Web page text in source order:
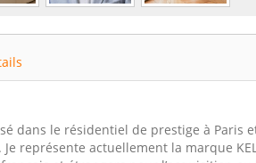
dans le résidentiel de prestige à Paris
représente actuellement la marque